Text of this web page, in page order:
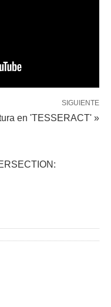
SIGUIENTE
en 'TESSERACT' »